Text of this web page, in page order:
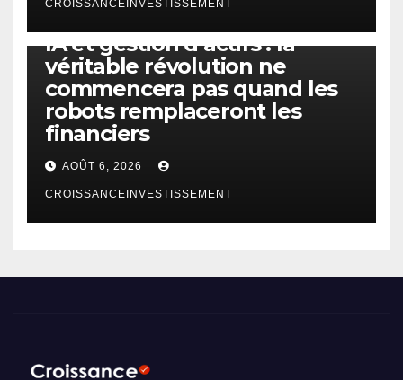
CROISSANCEINVESTISSEMENT
IA et gestion d’actifs : la
véritable révolution ne
commencera pas quand les
robots remplaceront les
financiers
AOÛT 6, 2026
CROISSANCEINVESTISSEMENT